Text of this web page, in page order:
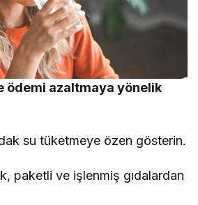
ödemi azaltmaya yönelik
su tüketmeye özen gösterin.
paketli ve işlenmiş gıdalardan